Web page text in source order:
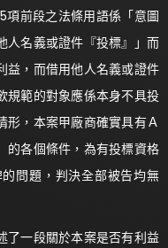
前段之法條用語係「意圖
人名義或證件『投標』」而
益，而借用他人名義或證件
規範的對象應係本身不具投
形，本案甲廠商確實具有Ａ
的各個條件，為有投標資格
問題，判決全部被告均無
一段關於本案是否有利益